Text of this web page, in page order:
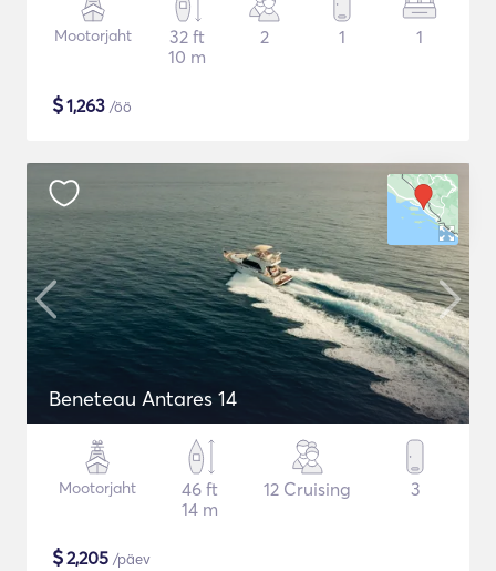
Mootorjaht
32 ft
10 m
2 1 1
$1,263 /öö
Beneteau Antares 14
Mootorjaht
46 ft
14 m
12 Cruising 3
$2,205 /päev